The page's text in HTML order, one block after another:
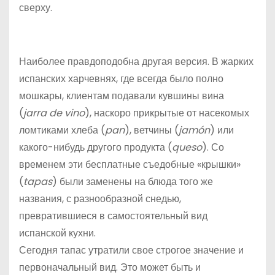
сверху.
Наиболее правдоподобна другая версия. В жарких
испанских харчевнях, где всегда было полно
мошкары, клиентам подавали кувшины вина
(jarra de vino), наскоро прикрытые от насекомых
ломтиками хлеба (pan), ветчины (jamón) или
какого-нибудь другого продукта (queso). Со
временем эти бесплатные съедобные «крышки»
(tapas) были заменены на блюда того же
названия, с разнообразной снедью,
превратившиеся в самостоятельный вид
испанской кухни.
Сегодня тапас утратили свое строгое значение и
первоначальный вид. Это может быть и